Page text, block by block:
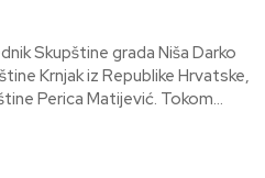
Krnjak iz Republike Hrvatske,
koju je predvodio načelnik opštine Perica Matijević. Tokom...